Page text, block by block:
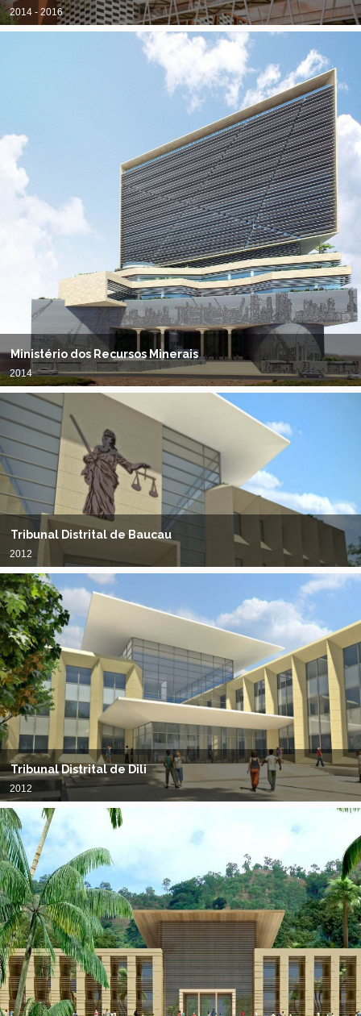
2014 - 2016
Ministério dos Recursos Minerais
2014
Tribunal Distrital de Baucau
2012
Tribunal Distrital de Dili
2012